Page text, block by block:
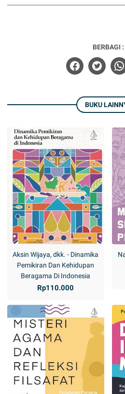
BERBAGI :
BUKU
Aksin Wijaya, dkk. - Dinamika
Pemikiran Dan Kehidupan
Beragama Di Indonesia
Rp110.000